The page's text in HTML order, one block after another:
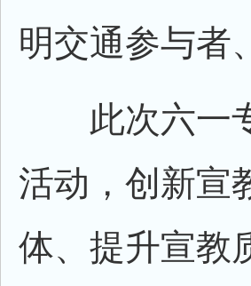
明交通参与者
此次六一专
活动，创新宣
体、提升宣教